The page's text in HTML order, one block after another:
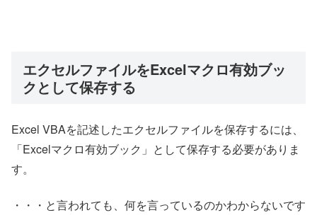
エクセルファイルをExcelマクロ有効ブッ
クとして保存する
Excel VBAを記述したエクセルファイルを保存するには、
「Excelマクロ有効ブック」として保存する必要がありま
す。
・・・と言われても、何を言っているのかわからないです